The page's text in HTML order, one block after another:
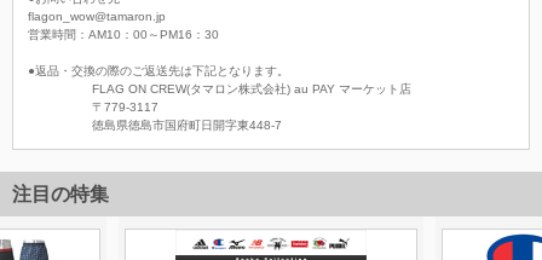
flagon_wow@tamaron.jp
営業時間：AM10：00～PM16：30
●返品・交換の際のご返送先は下記となります。
FLAG ON CREW(タマロン株式会社) au PAY マーケット店
〒779-3117
徳島県徳島市国府町日開字東448-7
注目の特集